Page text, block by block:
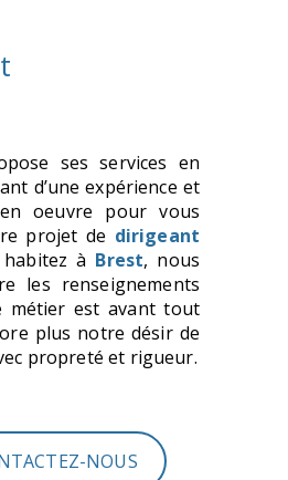
ses services en
d’une expérience et
oeuvre pour vous
projet de dirigeant
à Brest, nous
les renseignements
métier est avant tout
plus notre désir de
propreté et rigueur.
NOUS